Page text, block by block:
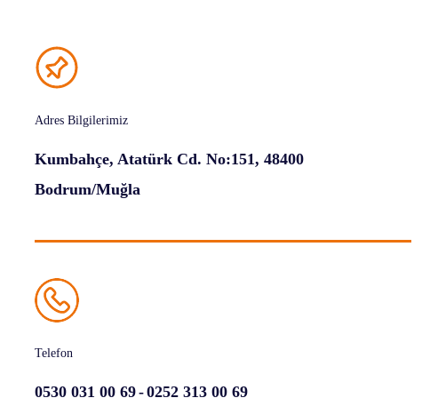
Adres Bilgilerimiz
Kumbahçe, Atatürk Cd. No:151, 48400
Bodrum/Muğla
Telefon
0530 031 00 69-0252 313 00 69